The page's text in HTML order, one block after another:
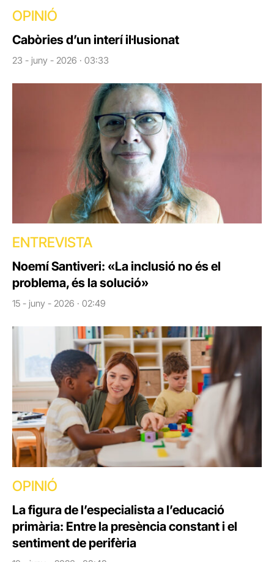
OPINIÓ
Cabòries d’un interí il·lusionat
23 - juny - 2026 · 03:33
ENTREVISTA
Noemí Santiveri: «La inclusió no és el
problema, és la solució»
15 - juny - 2026 · 02:49
OPINIÓ
La figura de l’especialista a l’educació
primària: Entre la presència constant i el
sentiment de perifèria